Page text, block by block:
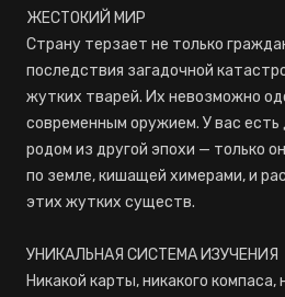
ЖЕСТОКИЙ МИР
Страну терзает не только
последствия загадочной
жутких тварей. Их невозможно
современным оружием. У вас есть
родом из другой эпохи — только
по земле, кишащей химерами, и
этих жутких существ.
УНИКАЛЬНАЯ СИСТЕМА ИЗУЧЕНИЯ
Никакой карты, никакого компаса,